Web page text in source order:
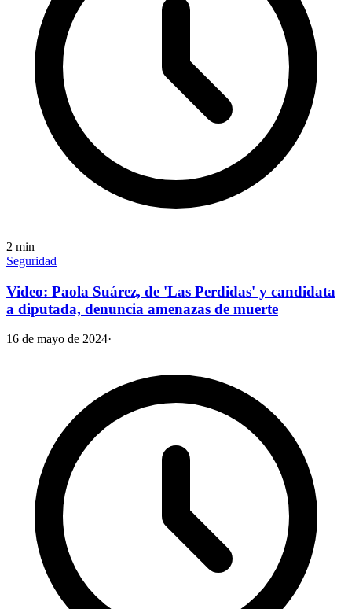
2 min
Seguridad
Video: Paola Suárez, de 'Las Perdidas' y candidata
a diputada, denuncia amenazas de muerte
16 de mayo de 2024·